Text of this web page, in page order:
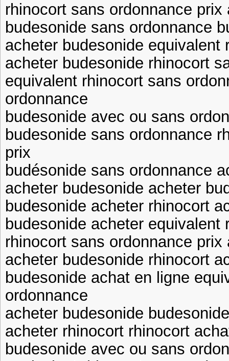
rhinocort sans ordonnance prix
budesonide sans ordonnance
acheter budesonide equivalent
acheter budesonide rhinocort
equivalent rhinocort sans
ordonnance
budesonide avec ou sans
budesonide sans ordonnance
prix
budésonide sans ordonnance
acheter budesonide acheter
budesonide acheter rhinocort
budesonide acheter
rhinocort sans ordonnance
acheter budesonide rhinocort
budesonide achat en ligne
ordonnance
acheter budesonide
acheter rhinocort rhinocort
budesonide avec ou sans